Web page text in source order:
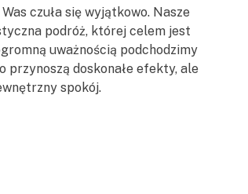
czuła się wyjątkowo. Nasze
podróż, której celem jest
uważnością podchodzimy
doskonałe efekty, ale
spokój.